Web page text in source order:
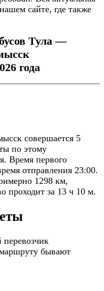
сайте, где также
Тула —
года
совершается 5
по этому
Время первого
отправления 23:00.
1298 км,
проходит за 13 ч 10 м.
перевозчик
бывают